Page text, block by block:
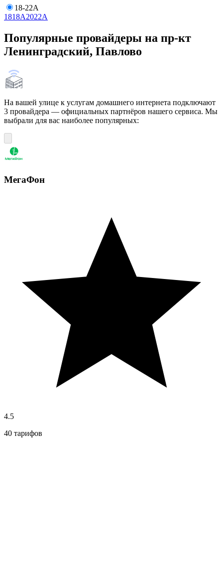
18-22А
1818А2022А
Популярные провайдеры на пр-кт
Ленинградский, Павлово
На вашей улице к услугам домашнего интернета подключают
3 провайдера — официальных партнёров нашего сервиса. Мы
выбрали для вас наиболее популярных:
МегаФон
4.5
40 тарифов